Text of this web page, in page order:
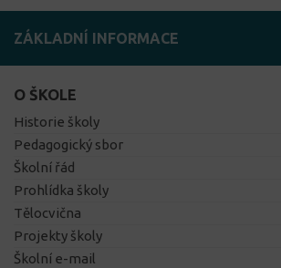
ZÁKLADNÍ INFORMACE
O ŠKOLE
Historie školy
Pedagogický sbor
Školní řád
Prohlídka školy
Tělocvična
Projekty školy
Školní e-mail